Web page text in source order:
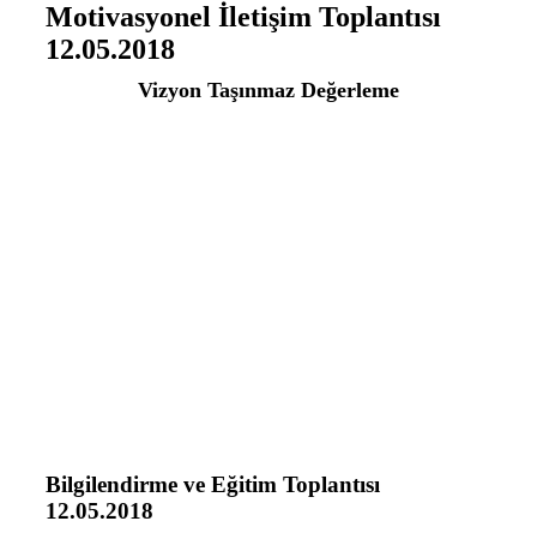
Motivasyonel İletişim Toplantısı
12.05.2018
Vizyon Taşınmaz Değerleme
Bilgilendirme ve Eğitim Toplantısı
12.05.2018